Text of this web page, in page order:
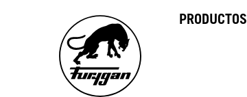
PRODUCTOS